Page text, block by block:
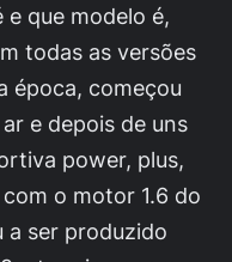
e que modelo é,
todas as versões
época, começou
e depois de uns
power, plus,
o motor 1.6 do
a ser produzido